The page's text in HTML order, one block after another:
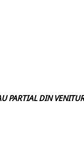
PARTIAL DIN